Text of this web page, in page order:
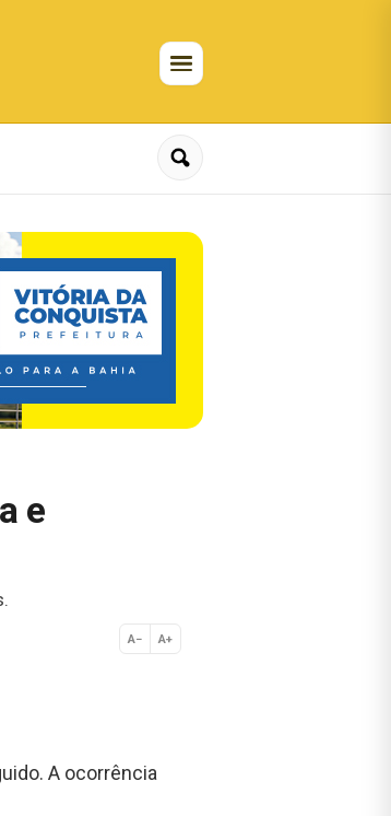
e
A− A+
Normal
A ocorrência